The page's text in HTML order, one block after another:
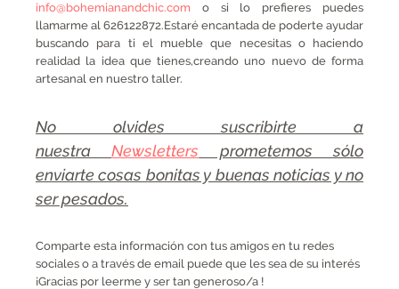
info@bohemianandchic.com o si lo prefieres puedes
llamarme al 626122872.Estaré encantada de poderte ayudar
buscando para ti el mueble que necesitas o haciendo
realidad la idea que tienes,creando uno nuevo de forma
artesanal en nuestro taller.
No olvides suscribirte a
nuestraNewsletters prometemos sólo
enviarte cosas bonitas y buenas noticias y no
ser pesados.
Comparte esta información con tus amigos en tu redes
sociales o a través de email puede que les sea de su interés
¡Gracias por leerme y ser tan generoso/a !